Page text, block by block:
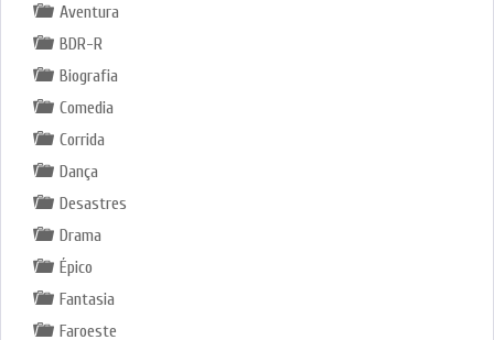
Aventura
BDR-R
Biografia
Comedia
Corrida
Dança
Desastres
Drama
Épico
Fantasia
Faroeste